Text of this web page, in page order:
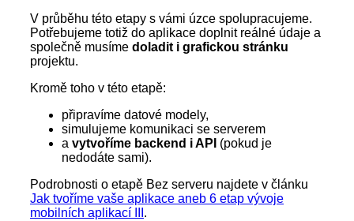
V průběhu této etapy s vámi úzce spolupracujeme.
Potřebujeme totiž do aplikace doplnit reálné údaje a
společně musíme doladit i grafickou stránku
projektu.
Kromě toho v této etapě:
připravíme datové modely,
simulujeme komunikaci se serverem
a vytvoříme backend i API (pokud je
nedodáte sami).
Podrobnosti o etapě Bez serveru najdete v článku
Jak tvoříme vaše aplikace aneb 6 etap vývoje
mobilních aplikací III .